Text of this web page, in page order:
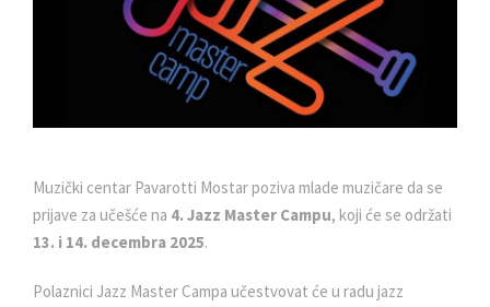
Muzički centar Pavarotti Mostar poziva mlade muzičare da se
prijave za učešće na 4. Jazz Master Campu, koji će se održati
13. i 14. decembra 2025.
Polaznici Jazz Master Campa učestvovat će u radu jazz